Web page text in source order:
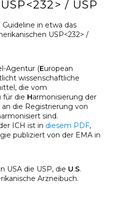
/ USP
in etwa das
USP<232> /
Agentur (European
wissenschaftliche
die vom
für die Harmonisierung der
die Registrierung von
sind.
ICH ist in diesem PDF,
publiziert von der EMA in
USA die USP, die U.S.
Arzneibuch.